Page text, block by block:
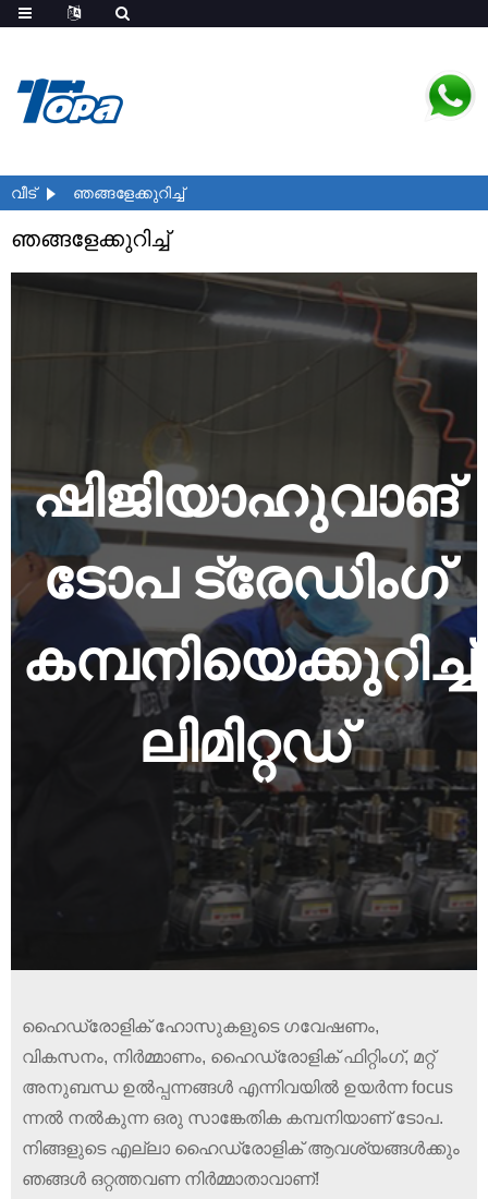
വീട് ഞങ്ങളേക്കുറിച്ച്
ഞങ്ങളേക്കുറിച്ച്
ഷിജിയാഹുവാങ്
ടോപ ട്രേഡിംഗ്
കമ്പനിയെക്കുറിച്ച്,
ലിമിറ്റഡ്
ഹൈഡ്രോളിക് ഹോസുകളുടെ ഗവേഷണം,
വികസനം, നിർമ്മാണം, ഹൈഡ്രോളിക് ഫിറ്റിംഗ്, മറ്റ്
അനുബന്ധ ഉൽപ്പന്നങ്ങൾ എന്നിവയിൽ ഉയർന്ന focus
ന്നൽ നൽകുന്ന ഒരു സാങ്കേതിക കമ്പനിയാണ് ടോപ.
നിങ്ങളുടെ എല്ലാ ഹൈഡ്രോളിക് ആവശ്യങ്ങൾക്കും
ഞങ്ങൾ ഒറ്റത്തവണ നിർമ്മാതാവാണ്!